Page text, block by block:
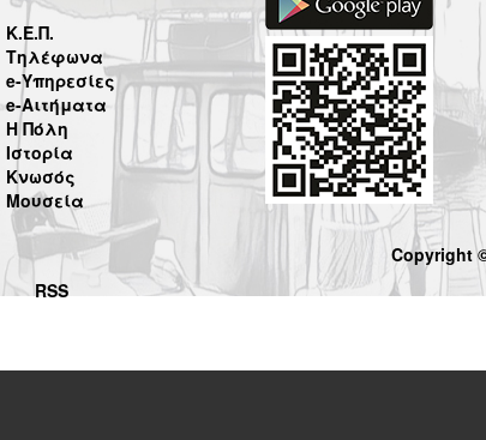
Κ.Ε.Π.
Τηλέφωνα
e-Υπηρεσίες
e-Αιτήματα
Η Πόλη
Ιστορία
Κνωσός
Μουσεία
RSS
Copyright